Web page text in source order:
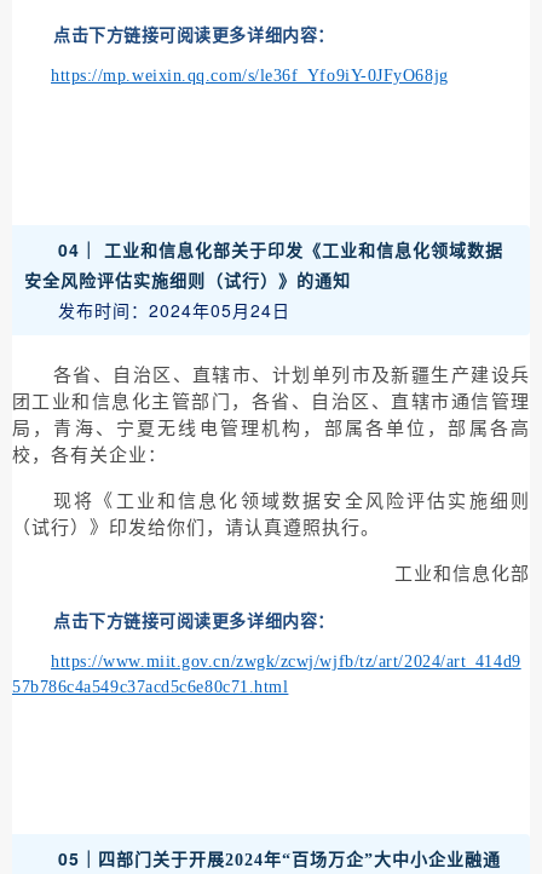
点击下方链接可阅读更多详细内容：
https://mp.weixin.qq.com/s/le36f_Yfo9iY-0JFyO68jg
04｜
工业和信息化部关于印发《工业和信息化领域数据
安全风险评估实施细则（试行）》的通知
发布时间：2024年05月24日
各省、自治区、直辖市、计划单列市及新疆生产建设兵
团工业和信息化主管部门，各省、自治区、直辖市通信管理
局，青海、宁夏无线电管理机构，部属各单位，部属各高
校，各有关企业：
现将《工业和信息化领域数据安全风险评估实施细则
（试行）》印发给你们，请认真遵照执行。
工业和信息化部
点击下方链接可阅读更多详细内容：
https://www.miit.gov.cn/zwgk/zcwj/wjfb/tz/art/2024/art_414d9
57b786c4a549c37acd5c6e80c71.html
05｜ 四部门关于开展2024年“百场万企”大中小企业融通